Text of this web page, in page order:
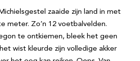
zaaide zijn land in met
meter. Zo’n 12 voetbalvelden.
te ontkiemen, bleek het geen
wist kleurde zijn volledige akker